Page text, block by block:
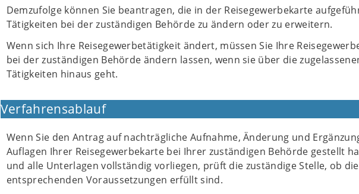
Demzufolge können Sie beantragen, die in der Reisegewerbekarte
Tätigkeiten bei der zuständigen Behörde zu ändern oder zu erweitern.
Wenn sich Ihre Reisegewerbetätigkeit ändert, müssen Sie Ihre
bei der zuständigen Behörde ändern lassen, wenn sie über die
Tätigkeiten hinaus geht.
Verfahrensablauf
Wenn Sie den Antrag auf nachträgliche Aufnahme, Änderung und
Auflagen Ihrer Reisegewerbekarte bei Ihrer zuständigen Behörde gestellt
und alle Unterlagen vollständig vorliegen, prüft die zuständige Stelle, ob die
entsprechenden Voraussetzungen erfüllt sind.